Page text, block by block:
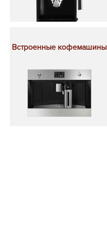
Встроенные кофемашины